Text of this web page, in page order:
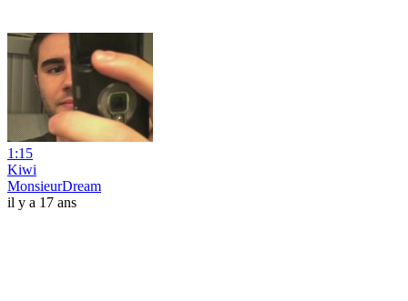
1:15
Kiwi
MonsieurDream
il y a 17 ans